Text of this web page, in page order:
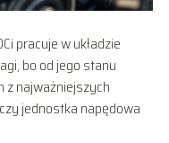
pracuje w układzie
bo od jego stanu
z najważniejszych
jednostka napędowa